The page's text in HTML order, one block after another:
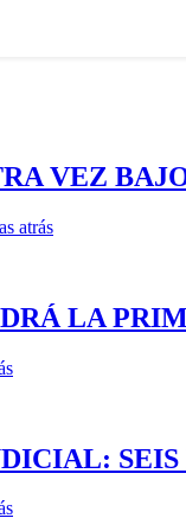
VEZ
atrás
LA